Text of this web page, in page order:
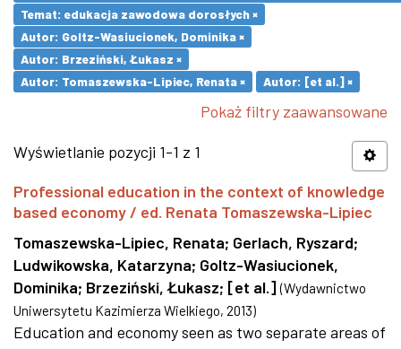
Temat: edukacja zawodowa dorosłych ×
Autor: Goltz-Wasiucionek, Dominika ×
Autor: Brzeziński, Łukasz ×
Autor: Tomaszewska-Lipiec, Renata ×
Autor: [et al.] ×
Pokaż filtry zaawansowane
Wyświetlanie pozycji 1-1 z 1
Professional education in the context of knowledge
based economy / ed. Renata Tomaszewska-Lipiec
Tomaszewska-Lipiec, Renata; Gerlach, Ryszard;
Ludwikowska, Katarzyna; Goltz-Wasiucionek,
Dominika; Brzeziński, Łukasz; [et al.] (Wydawnictwo
Uniwersytetu Kazimierza Wielkiego, 2013)
Education and economy seen as two separate areas of